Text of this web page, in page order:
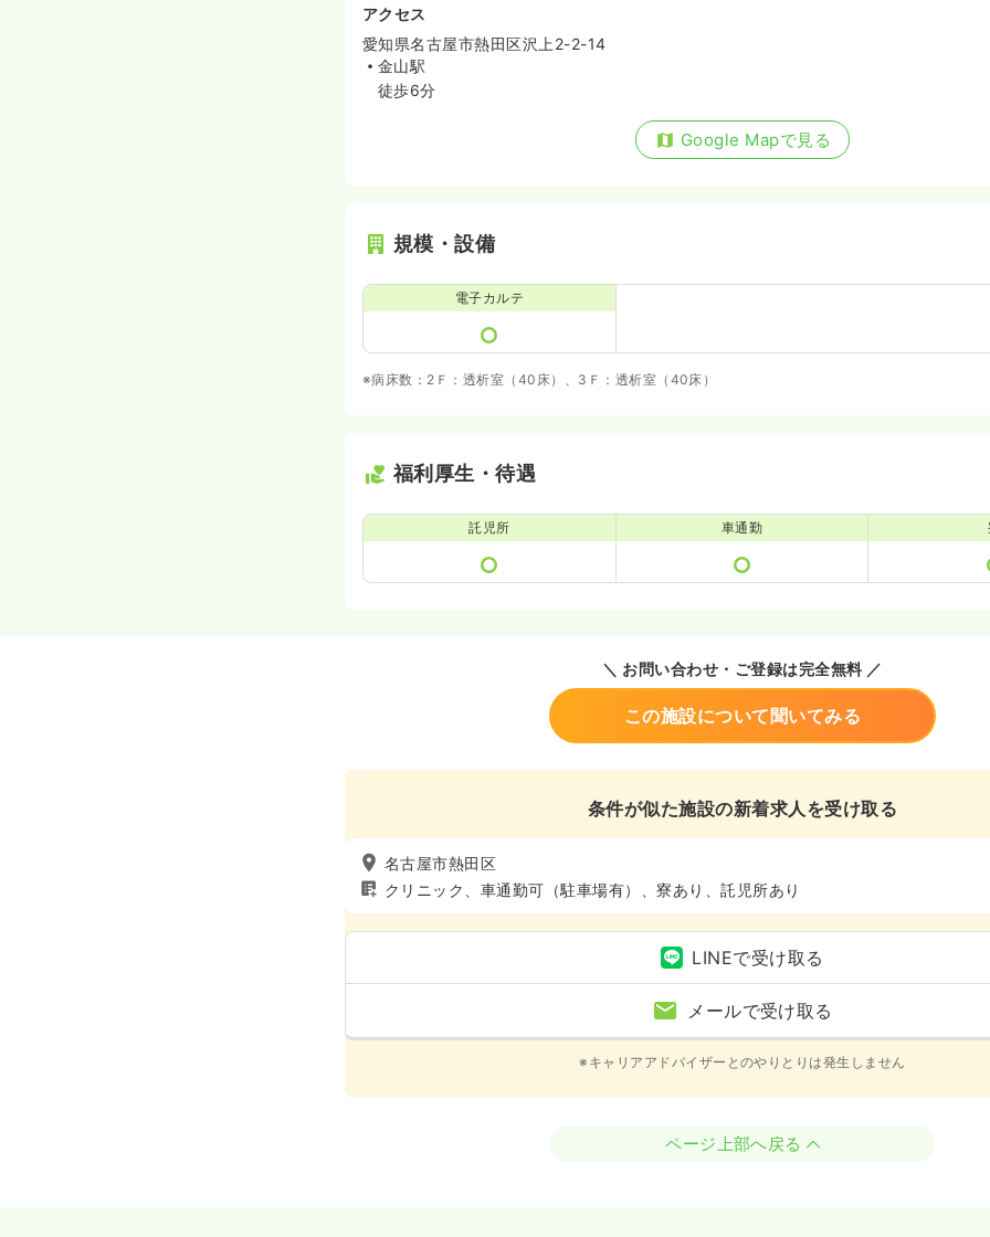
アクセス
愛知県名古屋市熱田区沢上2-2-14
金山駅
徒歩6分
Google Mapで見る
規模・設備
電子カルテ
※病床数：2Ｆ：透析室（40床）、3Ｆ：透析室（40床）
福利厚生・待遇
託児所 車通勤
＼ お問い合わせ・ご登録は完全無料 ／
この施設について聞いてみる
条件が似た施設の新着求人を受け取る
名古屋市熱田区
クリニック、車通勤可（駐車場有）、寮あり、託児所あり
LINEで受け取る
メールで受け取る
※キャリアアドバイザーとのやりとりは発生しません
ページ上部へ戻る